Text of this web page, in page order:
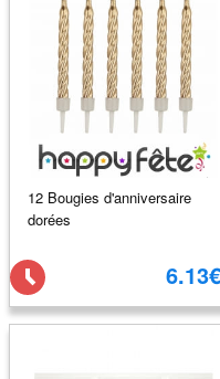
12 Bougies d'anniversaire
dorées
6.13€